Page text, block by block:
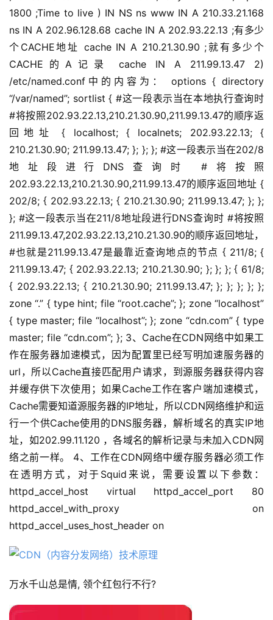
1800 ;Time to live ) IN NS ns www IN A 210.33.21.168
ns IN A 202.96.128.68 cache IN A 202.93.22.13 ;有多少
个CACHE地址 cache IN A 210.21.30.90 ;就有多少个
CACHE的A记录 cache IN A 211.99.13.47 2)
/etc/named.conf中的内容为： options { directory
“/var/named”; sortlist { #这一段表示当在本地执行查询时
#将按照202.93.22.13,210.21.30.90,211.99.13.47的顺序返
回地址 { localhost; { localnets; 202.93.22.13; {
210.21.30.90; 211.99.13.47; }; }; }; #这一段表示当在202/8
地址段进行DNS查询时 #将按照
202.93.22.13,210.21.30.90,211.99.13.47的顺序返回地址 {
202/8; { 202.93.22.13; { 210.21.30.90; 211.99.13.47; }; };
}; #这一段表示当在211/8地址段进行DNS查询时 #将按照
211.99.13.47,202.93.22.13,210.21.30.90的顺序返回地址，
#也就是211.99.13.47是最靠近查询地点的节点 { 211/8; {
211.99.13.47; { 202.93.22.13; 210.21.30.90; }; }; }; { 61/8;
{ 202.93.22.13; { 210.21.30.90; 211.99.13.47; }; }; }; }; };
zone “.” { type hint; file “root.cache”; }; zone “localhost”
{ type master; file “localhost”; }; zone “cdn.com” { type
master; file “cdn.com”; }; 3、Cache在CDN网络中如果工
作在服务器加速模式，因为配置里已经写明加速服务器的
url，所以Cache直接匹配用户请求，到源服务器获得内容
并缓存供下次使用；如果Cache工作在客户端加速模式，
Cache需要知道源服务器的IP地址，所以CDN网络维护和运
行一个供Cache使用的DNS服务器，解析域名的真实IP地
址，如202.99.11.120 ，各域名的解析记录与未加入CDN网
络之前一样。 4、工作在CDN网络中缓存服务器必须工作
在透明方式，对于Squid来说，需要设置以下参数：
httpd_accel_host virtual httpd_accel_port 80
httpd_accel_with_proxy on
httpd_accel_uses_host_header on
万水千山总是情, 领个红包行不行?